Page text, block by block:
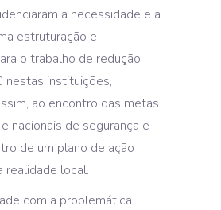
a necessidade e a
estruturação e
o trabalho de redução
nestas instituições,
ao encontro das metas
nacionais de segurança e
de um plano de ação
realidade local.
com a problemática